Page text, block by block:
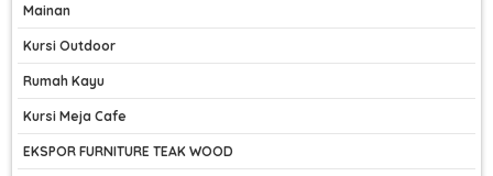
Mainan
Kursi Outdoor
Rumah Kayu
Kursi Meja Cafe
EKSPOR FURNITURE TEAK WOOD